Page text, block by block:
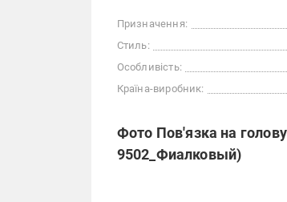
Призначення:
Стиль:
Особливість:
Країна-виробник:
Фото Пов'язка на
9502_Фиалковый)